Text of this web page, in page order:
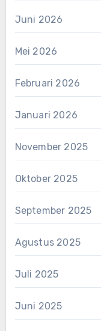
Juni 2026
Mei 2026
Februari 2026
Januari 2026
November 2025
Oktober 2025
September 2025
Agustus 2025
Juli 2025
Juni 2025